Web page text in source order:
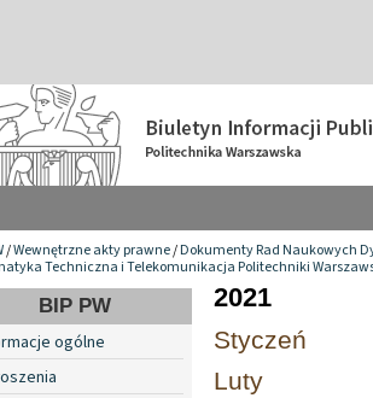
/Wewnętrzne akty prawne/Dokumenty Rad Naukowych
Techniczna i Telekomunikacja Politechniki
BIP PW
ogólne
2021
Styczeń
Luty